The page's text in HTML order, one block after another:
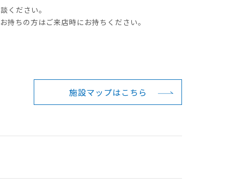
ください。
ちの方はご来店時にお持ちください。
施設マップはこちら